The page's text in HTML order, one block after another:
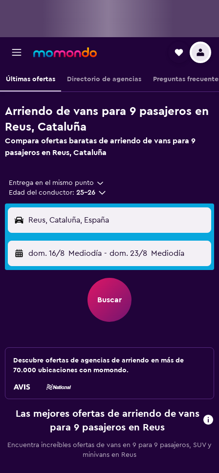
Últimas ofertas Directorio de agencias Preguntas
Arriendo de vans para 9 pasajeros en
Reus, Cataluña
Compara ofertas baratas de arriendo de vans para 9
pasajeros en Reus, Cataluña
Entrega en el mismo punto
Edad del conductor: 25-26
Reus, Cataluña, España
dom. 16/8 Mediodía - dom. 23/8 Mediodía
Buscar
Descubre ofertas de agencias de arriendo en más de
70.000 ubicaciones con momondo.
Las mejores ofertas de arriendo de vans
para 9 pasajeros en Reus
Encuentra increíbles ofertas de vans en 9 para 9 pasajeros, SUV y
minivans en Reus